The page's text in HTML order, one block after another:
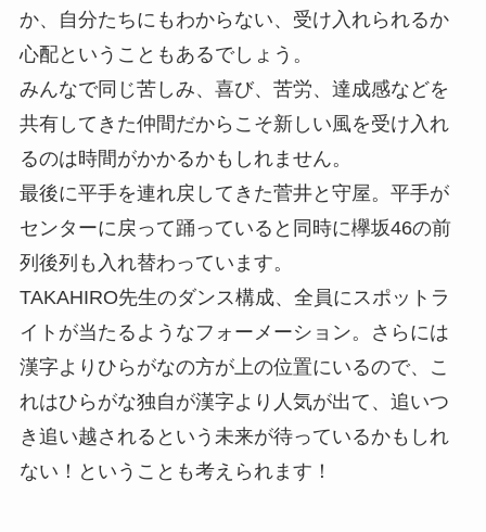
か、自分たちにもわからない、受け入れられるか
心配ということもあるでしょう。
みんなで同じ苦しみ、喜び、苦労、達成感などを
共有してきた仲間だからこそ新しい風を受け入れ
るのは時間がかかるかもしれません。
最後に平手を連れ戻してきた菅井と守屋。平手が
センターに戻って踊っていると同時に欅坂46の前
列後列も入れ替わっています。
TAKAHIRO先生のダンス構成、全員にスポットラ
イトが当たるようなフォーメーション。さらには
漢字よりひらがなの方が上の位置にいるので、こ
れはひらがな独自が漢字より人気が出て、追いつ
き追い越されるという未来が待っているかもしれ
ない！ということも考えられます！